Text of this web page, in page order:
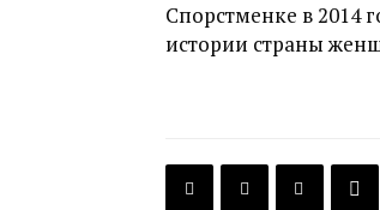
Спорстменке в 2014
истории страны